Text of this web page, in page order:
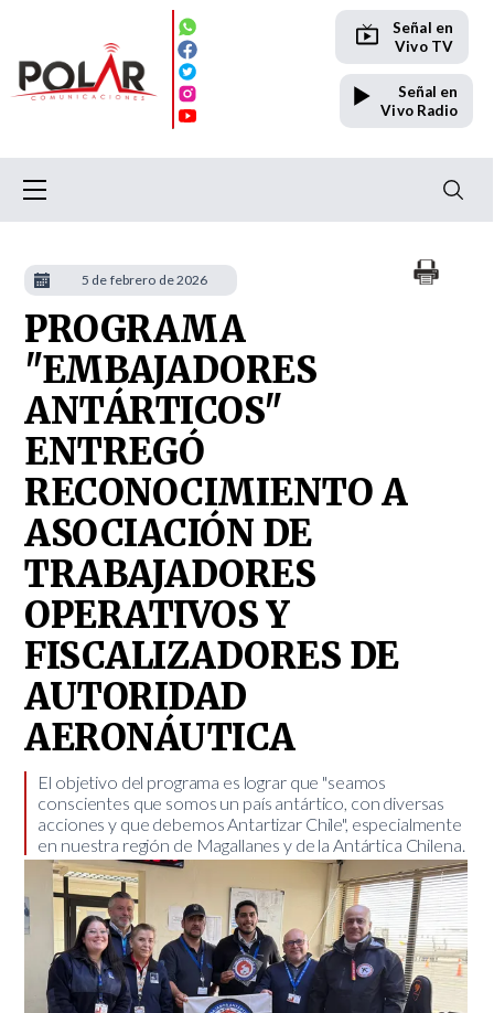
Señal en
Vivo TV
Señal en
Vivo Radio
PROGRAMA
"EMBAJADORES
ANTÁRTICOS"
ENTREGÓ
RECONOCIMIENTO A
ASOCIACIÓN DE
TRABAJADORES
OPERATIVOS Y
FISCALIZADORES DE
AUTORIDAD
AERONÁUTICA
​El objetivo del programa es lograr que "seamos
conscientes que somos un país antártico, con diversas
acciones y que debemos Antartizar Chile", especialmente
en nuestra región de Magallanes y de la Antártica Chilena.
5 de febrero de 2026